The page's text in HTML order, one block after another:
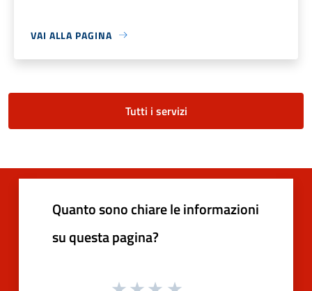
VAI ALLA PAGINA
Tutti i servizi
Quanto sono chiare le informazioni
su questa pagina?